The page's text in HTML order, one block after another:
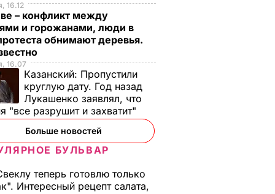
16.12
– конфликт между
и горожанами, люди в
обнимают деревья.
16.07
Казанский: Пропустили
круглую дату. Год назад
Лукашенко заявлял, что
"все разрушит и захватит"
Больше новостей
БУЛЬВАР
теперь готовлю только
Интересный рецепт салата,